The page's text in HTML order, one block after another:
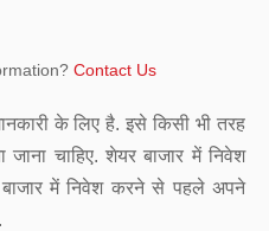
Contact Us
के लिए है. इसे किसी भी तरह
चाहिए. शेयर बाजार में निवेश
बाजार में निवेश करने से पहले अपने